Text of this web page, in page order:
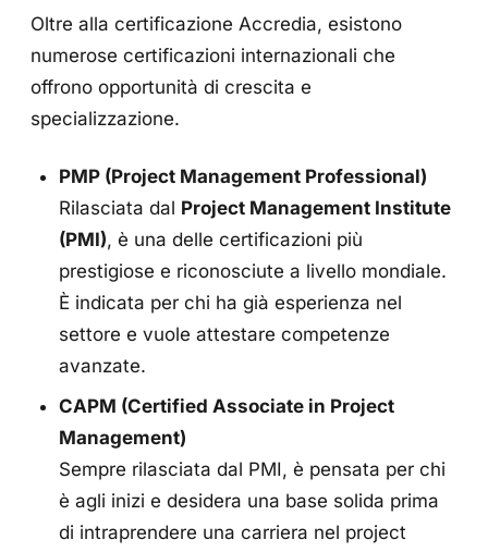
Oltre alla certificazione Accredia, esistono
numerose certificazioni internazionali che
offrono opportunità di crescita e
specializzazione.
PMP (Project Management Professional)
Rilasciata dal Project Management Institute
(PMI), è una delle certificazioni più
prestigiose e riconosciute a livello mondiale.
È indicata per chi ha già esperienza nel
settore e vuole attestare competenze
avanzate.
CAPM (Certified Associate in Project
Management)
Sempre rilasciata dal PMI, è pensata per chi
è agli inizi e desidera una base solida prima
di intraprendere una carriera nel project